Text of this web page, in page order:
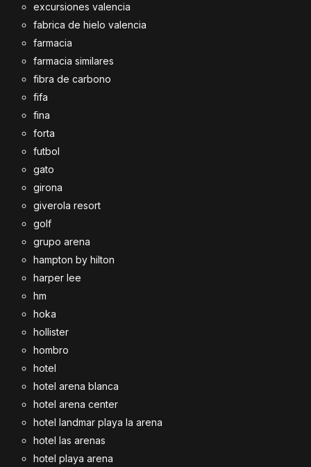
excursiones valencia
fabrica de hielo valencia
farmacia
farmacia similares
fibra de carbono
fifa
fina
forta
futbol
gato
girona
giverola resort
golf
grupo arena
hampton by hilton
harper lee
hm
hoka
hollister
hombro
hotel
hotel arena blanca
hotel arena center
hotel landmar playa la arena
hotel las arenas
hotel playa arena